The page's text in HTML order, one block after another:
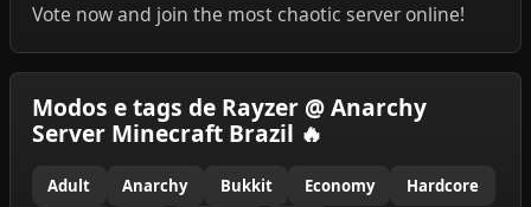
Vote now and join the most chaotic server online!
Modos e tags de Rayzer @ Anarchy
Server Minecraft Brazil 🔥
Adult Anarchy Bukkit Economy
Hardcore